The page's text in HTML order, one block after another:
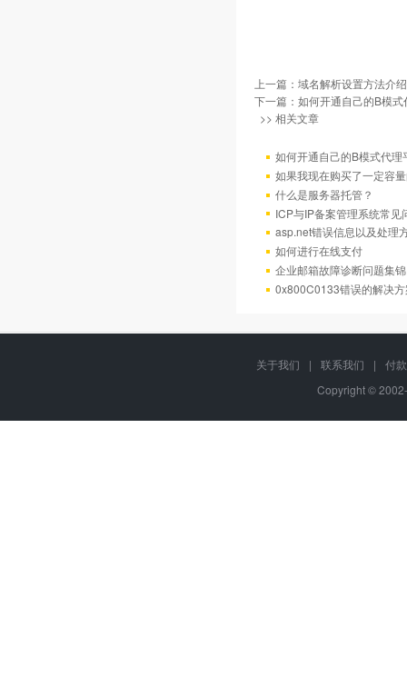
上一篇： 域名解析设置方法介绍
下一篇： 如何开通自己的B模式
>> 相关文章
如何开通自己的B模式代理
如果我现在购买了一定容
什么是服务器托管？
ICP与IP备案管理系统常见
asp.net错误信息以及处理
如何进行在线支付
企业邮箱故障诊断问题集锦
0x800C0133错误的解决
关于我们 | 联系我们 |
付
Copyright ©